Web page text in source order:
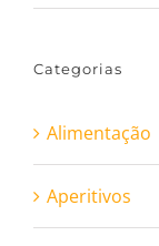
Categorias
Alimentação
Aperitivos